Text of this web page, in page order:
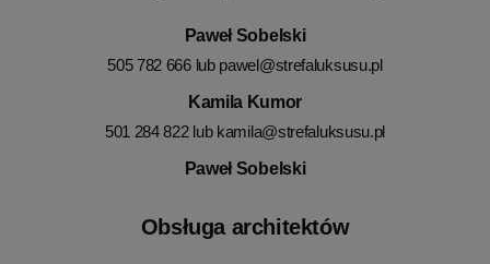
Paweł Sobelski
505 782 666 lub pawel@strefaluksusu.pl
Kamila Kumor
501 284 822 lub kamila@strefaluksusu.pl
Paweł Sobelski
Obsługa architektów